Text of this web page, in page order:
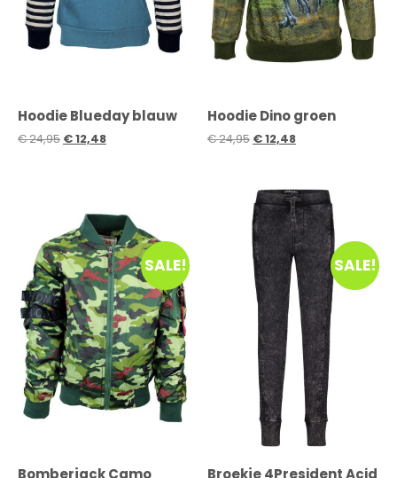
Hoodie Blueday blauw
€24,95 €12,48
Hoodie Dino groen
€24,95 €12,48
SALE!
Bomberjack Camo
SALE!
Broekje 4President Acid